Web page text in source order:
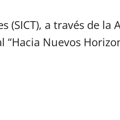
a través de la
Nuevos